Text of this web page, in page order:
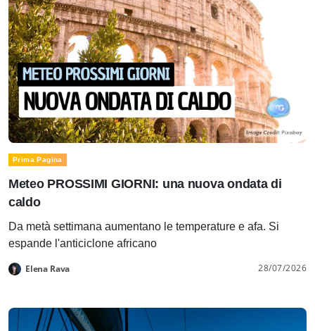
Prima Pagina
Meteo PROSSIMI GIORNI: una nuova ondata di
caldo
Da metà settimana aumentano le temperature e afa. Si
espande l'anticiclone africano
Elena Rava 28/07/2026